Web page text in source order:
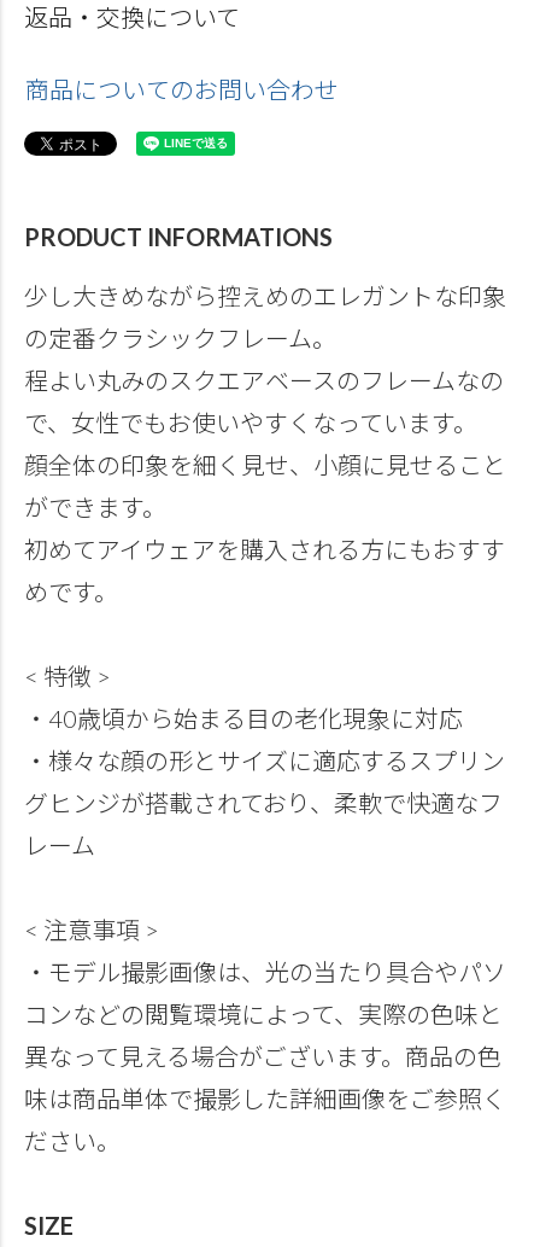
返品・交換について
商品についてのお問い合わせ
PRODUCT INFORMATIONS
少し大きめながら控えめのエレガントな印象
の定番クラシックフレーム。
程よい丸みのスクエアベースのフレームなの
で、女性でもお使いやすくなっています。
顔全体の印象を細く見せ、小顔に見せること
ができます。
初めてアイウェアを購入される方にもおすす
めです。
< 特徴 >
・40歳頃から始まる目の老化現象に対応
・様々な顔の形とサイズに適応するスプリン
グヒンジが搭載されており、柔軟で快適なフ
レーム
< 注意事項 >
・モデル撮影画像は、光の当たり具合やパソ
コンなどの閲覧環境によって、実際の色味と
異なって見える場合がございます。商品の色
味は商品単体で撮影した詳細画像をご参照く
ださい。
SIZE